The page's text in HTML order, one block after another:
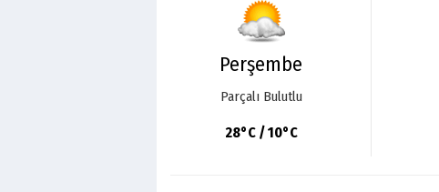
Perşembe
Parçalı Bulutlu
28°C / 10°C